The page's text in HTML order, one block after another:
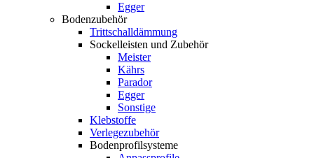
Egger
Bodenzubehör
Trittschalldämmung
Sockelleisten und Zubehör
Meister
Kährs
Parador
Egger
Sonstige
Klebstoffe
Verlegezubehör
Bodenprofilsysteme